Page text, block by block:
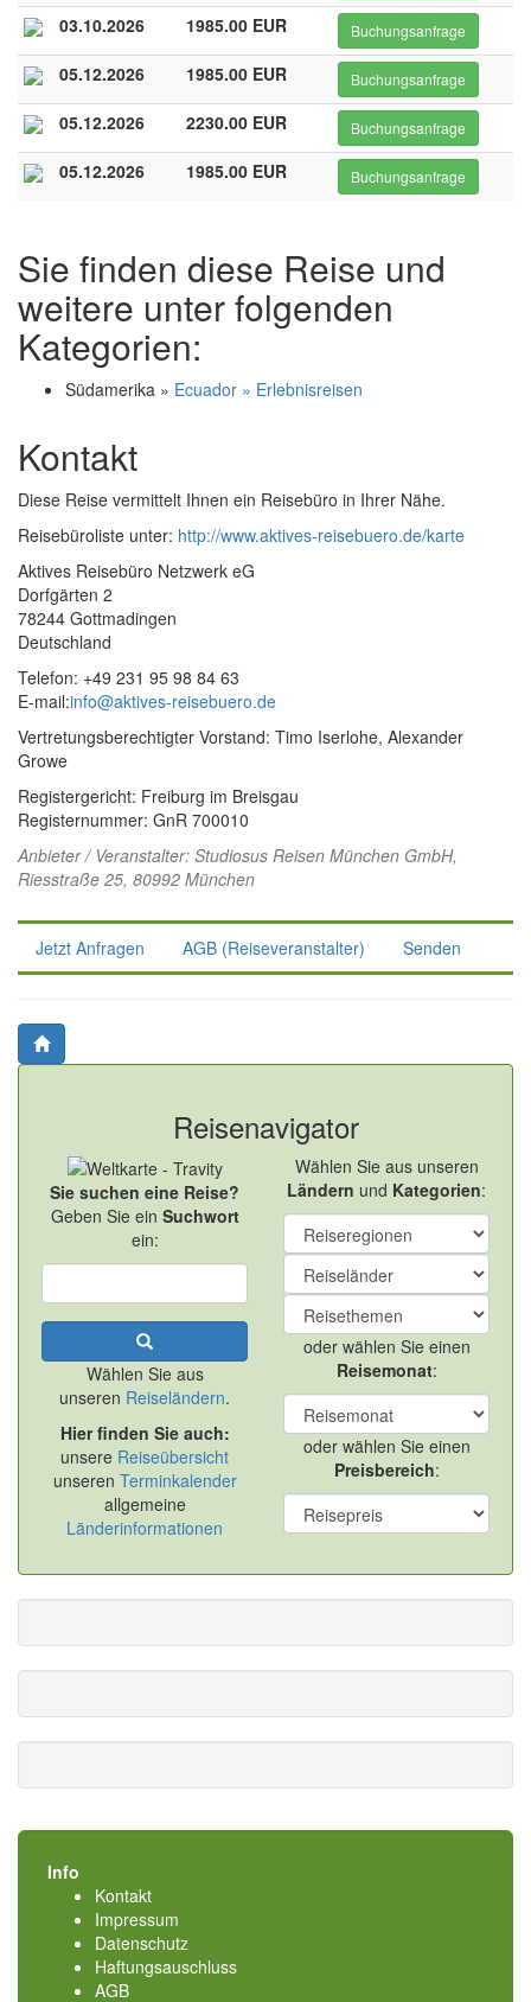
03.10.2026 1985.00 EUR Buchungsanfrage
05.12.2026 1985.00 EUR Buchungsanfrage
05.12.2026 2230.00 EUR Buchungsanfrage
05.12.2026 1985.00 EUR Buchungsanfrage
Sie finden diese Reise und
weitere unter folgenden
Kategorien:
Südamerika » Ecuador » Erlebnisreisen
Kontakt
Diese Reise vermittelt Ihnen ein Reisebüro in Ihrer Nähe.
Reisebüroliste unter: http://www.aktives-reisebuero.de/karte
Aktives Reisebüro Netzwerk eG
Dorfgärten 2
78244 Gottmadingen
Deutschland
Telefon: +49 231 95 98 84 63
E-mail:info@aktives-reisebuero.de
Vertretungsberechtigter Vorstand: Timo Iserlohe, Alexander
Growe
Registergericht: Freiburg im Breisgau
Registernummer: GnR 700010
Anbieter / Veranstalter: Studiosus Reisen München GmbH,
Riesstraße 25, 80992 München
Jetzt Anfragen AGB (Reiseveranstalter) Senden
Reisenavigator
Sie suchen eine Reise?
Geben Sie ein Suchwort
ein:
Wählen Sie aus
unseren Reiseländern.
Hier finden Sie auch:
unsere Reiseübersicht
unseren Terminkalender
allgemeine
Länderinformationen
Wählen Sie aus unseren
Ländern und Kategorien:
oder wählen Sie einen
Reisemonat:
oder wählen Sie einen
Preisbereich:
Info
Kontakt
Impressum
Datenschutz
Haftungsauschluss
AGB